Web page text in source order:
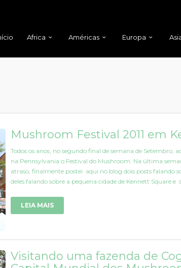
Africa Américas Europa
Mushroom Festival 2011 em
Todos os anos, no segundo final de semana de Setembro,
na Pennsylvania o Festival do Mushroom. Na última
atraso, finalmente postei aqui no blog dois posts falando
deles falando sobre a pequena cidade de Kennett Square e
LEIA MAIS
Visitando uma fazenda de